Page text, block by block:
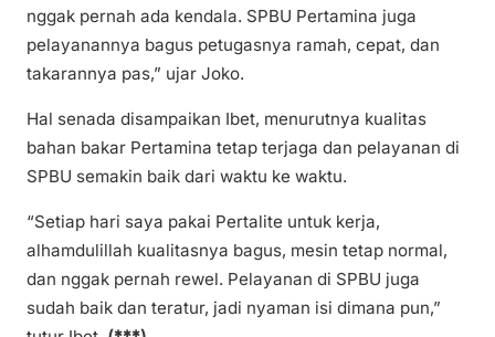
nggak pernah ada kendala. SPBU Pertamina juga
pelayanannya bagus petugasnya ramah, cepat, dan
takarannya pas,” ujar Joko.
Hal senada disampaikan Ibet, menurutnya kualitas
bahan bakar Pertamina tetap terjaga dan pelayanan di
SPBU semakin baik dari waktu ke waktu.
“Setiap hari saya pakai Pertalite untuk kerja,
alhamdulillah kualitasnya bagus, mesin tetap normal,
dan nggak pernah rewel. Pelayanan di SPBU juga
sudah baik dan teratur, jadi nyaman isi dimana pun,”